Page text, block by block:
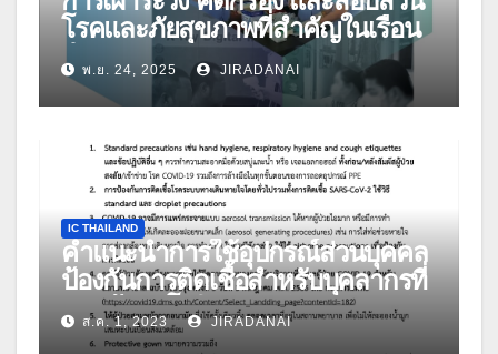
โรคและภัยสุขภาพที่สำคัญในเรือน
จำ พ.ย. 24, 2025 JIRADANAI
IC THAILAND
คำแนะนำการใช้อุปกรณ์ส่วนบุคคล
ป้องกันการติดเชื้อสำหรับบุคลากรที่
ดูแลผู้ป่วยโควิด-19 ฉบับปรับปรุง วัน
ที่ 27 กรกฎาคม 2566
ส.ค. 1, 2023 JIRADANAI